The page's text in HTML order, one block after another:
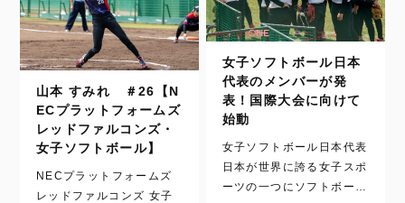
山本 すみれ ＃26【N
ECプラットフォームズ
レッドファルコンズ・
女子ソフトボール】
NECプラットフォームズ
レッドファルコンズ 女子
女子ソフトボール日本
代表のメンバーが発
表！国際大会に向けて
始動
女子ソフトボール日本代表
日本が世界に誇る女子スポ
ーツの一つにソフトボール